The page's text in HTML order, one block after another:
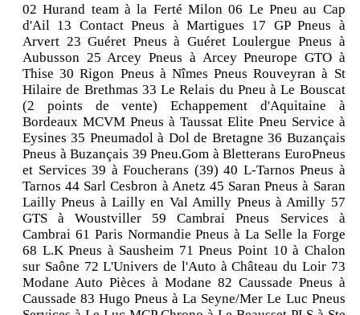
02 Hurand team à la Ferté Milon 06 Le Pneu au Cap
d'Ail 13 Contact Pneus à Martigues 17 GP Pneus à
Arvert 23 Guéret Pneus à Guéret Loulergue Pneus à
Aubusson 25 Arcey Pneus à Arcey Pneurope GTO à
Thise 30 Rigon Pneus à Nîmes Pneus Rouveyran à St
Hilaire de Brethmas 33 Le Relais du Pneu à Le Bouscat
(2 points de vente) Echappement d'Aquitaine à
Bordeaux MCVM Pneus à Taussat Elite Pneu Service à
Eysines 35 Pneumadol à Dol de Bretagne 36 Buzançais
Pneus à Buzançais 39 Pneu.Gom à Bletterans EuroPneus
et Services 39 à Foucherans (39) 40 L-Tarnos Pneus à
Tarnos 44 Sarl Cesbron à Anetz 45 Saran Pneus à Saran
Lailly Pneus à Lailly en Val Amilly Pneus à Amilly 57
GTS à Woustviller 59 Cambrai Pneus Services à
Cambrai 61 Paris Normandie Pneus à La Selle la Forge
68 L.K Pneus à Sausheim 71 Pneus Point 10 à Chalon
sur Saône 72 L'Univers de l'Auto à Château du Loir 73
Modane Auto Pièces à Modane 82 Caussade Pneus à
Caussade 83 Hugo Pneus à La Seyne/Mer Le Luc Pneus